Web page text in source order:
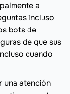
a
incluso
bots de
de que sus
cuando
una atención